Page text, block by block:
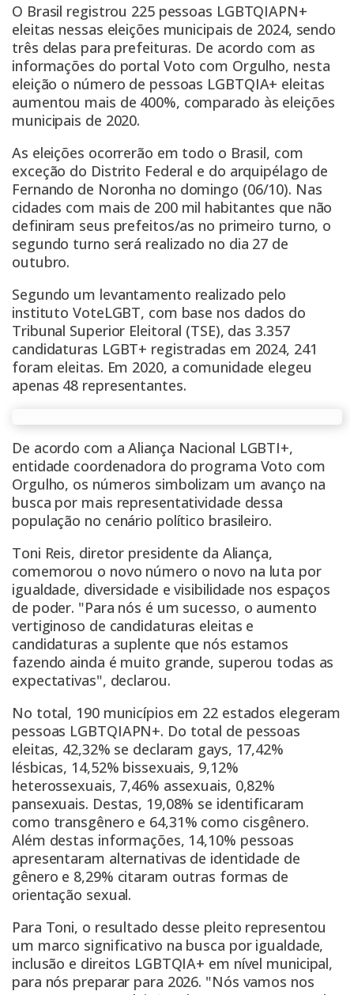
O Brasil registrou 225 pessoas LGBTQIAPN+
eleitas nessas eleições municipais de 2024, sendo
três delas para prefeituras. De acordo com as
informações do portal Voto com Orgulho, nesta
eleição o número de pessoas LGBTQIA+ eleitas
aumentou mais de 400%, comparado às eleições
municipais de 2020.
As eleições ocorrerão em todo o Brasil, com
exceção do Distrito Federal e do arquipélago de
Fernando de Noronha no domingo (06/10). Nas
cidades com mais de 200 mil habitantes que não
definiram seus prefeitos/as no primeiro turno, o
segundo turno será realizado no dia 27 de
outubro.
Segundo um levantamento realizado pelo
instituto VoteLGBT, com base nos dados do
Tribunal Superior Eleitoral (TSE), das 3.357
candidaturas LGBT+ registradas em 2024, 241
foram eleitas. Em 2020, a comunidade elegeu
apenas 48 representantes.
De acordo com a Aliança Nacional LGBTI+,
entidade coordenadora do programa Voto com
Orgulho, os números simbolizam um avanço na
busca por mais representatividade dessa
população no cenário político brasileiro.
Toni Reis, diretor presidente da Aliança,
comemorou o novo número o novo na luta por
igualdade, diversidade e visibilidade nos espaços
de poder. "Para nós é um sucesso, o aumento
vertiginoso de candidaturas eleitas e
candidaturas a suplente que nós estamos
fazendo ainda é muito grande, superou todas as
expectativas", declarou.
No total, 190 municípios em 22 estados elegeram
pessoas LGBTQIAPN+. Do total de pessoas
eleitas, 42,32% se declaram gays, 17,42%
lésbicas, 14,52% bissexuais, 9,12%
heterossexuais, 7,46% assexuais, 0,82%
pansexuais. Destas, 19,08% se identificaram
como transgênero e 64,31% como cisgênero.
Além destas informações, 14,10% pessoas
apresentaram alternativas de identidade de
gênero e 8,29% citaram outras formas de
orientação sexual.
Para Toni, o resultado desse pleito representou
um marco significativo na busca por igualdade,
inclusão e direitos LGBTQIA+ em nível municipal,
para nós preparar para 2026. "Nós vamos nos